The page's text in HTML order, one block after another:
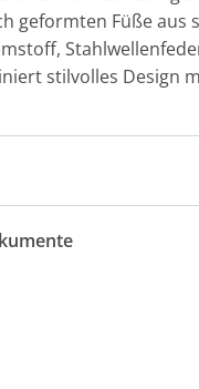
geformten Füße aus
stilvolles Design